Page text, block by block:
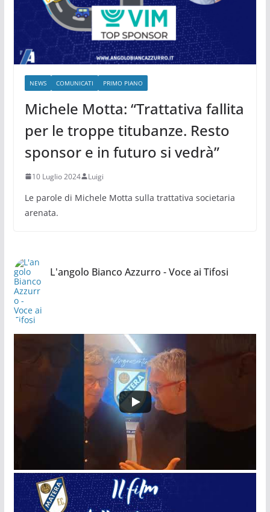
NEWS COMUNICATI PRIMO PIANO
Michele Motta: “Trattativa fallita
per le troppe titubanze. Resto
sponsor e in futuro si vedrà”
10 Luglio 2024 Luigi
Le parole di Michele Motta sulla trattativa societaria
arenata.
L'angolo Bianco Azzurro - Voce ai Tifosi